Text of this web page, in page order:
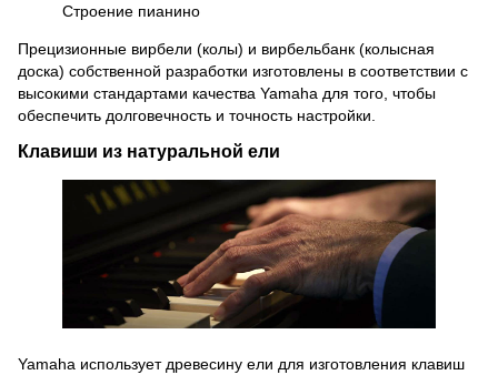
Строение пианино
Прецизионные вирбели (колы) и вирбельбанк (колысная
доска) собственной разработки изготовлены в соответствии с
высокими стандартами качества Yamaha для того, чтобы
обеспечить долговечность и точность настройки.
Клавиши из натуральной ели
Yamaha использует древесину ели для изготовления клавиш